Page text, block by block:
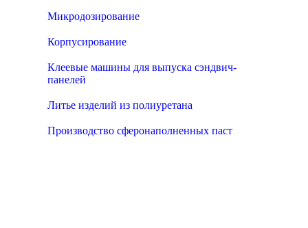
Микродозирование
Корпусирование
Клеевые машины для выпуска сэндвич-
панелей
Литье изделий из полиуретана
Производство сферонаполненных паст